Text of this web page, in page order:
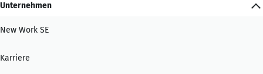
Unternehmen
New Work SE
Karriere